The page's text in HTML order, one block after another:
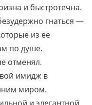
и быстротечна.
гнаться —
из ее
по душе.
отменял.
имидж в
миром.